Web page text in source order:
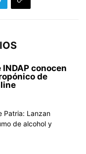
conocen
de
Patria: Lanzan
de alcohol y